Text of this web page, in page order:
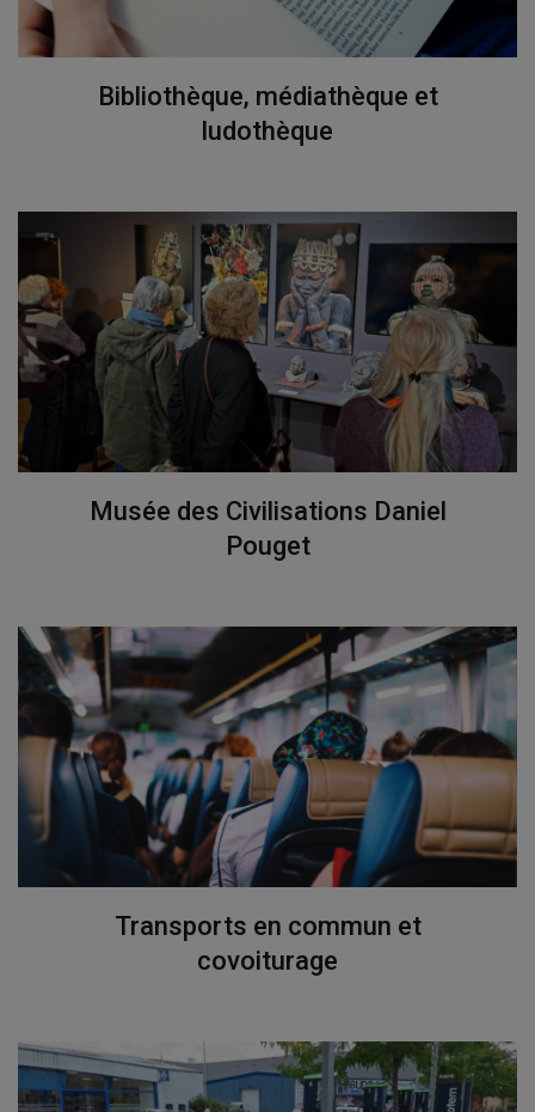
Bibliothèque, médiathèque et
ludothèque
Musée des Civilisations Daniel
Pouget
Transports en commun et
covoiturage